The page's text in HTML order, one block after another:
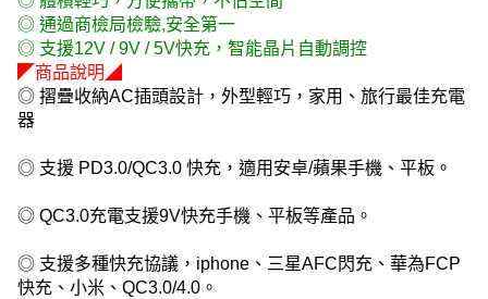
◎ 通過商檢局檢驗,安全第一
◎ 支援12V / 9V / 5V快充，智能晶片自動調控
◤商品說明◢
◎ 摺疊收納AC插頭設計，外型輕巧，家用、旅行最佳充電
器
◎ 支援 PD3.0/QC3.0 快充，適用安卓/蘋果手機、平板。
◎ QC3.0充電支援9V快充手機、平板等產品。
◎ 支援多種快充協議，iphone、三星AFC閃充、華為FCP
快充、小米、QC3.0/4.0。